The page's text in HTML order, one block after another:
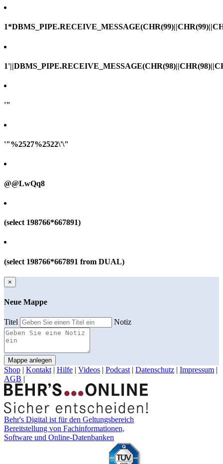
'"
'"%2527%2522\'\"
@@LwQq8
(select 198766*667891)
(select 198766*667891 from DUAL)
×
Neue Mappe
Titel Notiz
Mappe anlegen
Shop | Kontakt | Hilfe | Videos | Podcast | Datenschutz | Impressum |
AGB |
Behr's Digital ist für den Geltungsbereich
Bereitstellung von Fachinformationen,
Software und Online-Datenbanken